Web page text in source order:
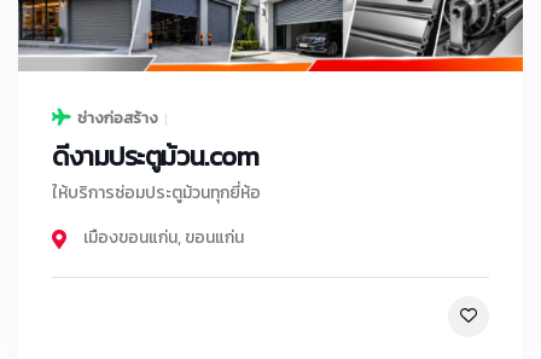
ช่างก่อสร้าง
ดีงามประตูม้วน.com
ให้บริการซ่อมประตูม้วนทุกยี่ห้อ
เมืองขอนแก่น,ขอนแก่น